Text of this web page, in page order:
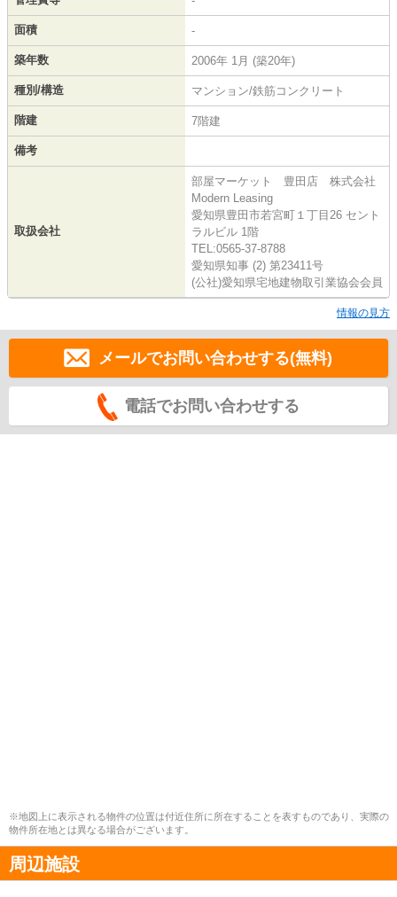
面積 -
築年数 2006年 1月 (築20年)
種別/構造 マンション/鉄筋コンクリート
階建 7階建
備考
取扱会社
部屋マーケット 豊田店 株式会社
Modern Leasing
愛知県豊田市若宮町１丁目26 セント
ラルビル 1階
TEL:0565-37-8788
愛知県知事 (2) 第23411号
(公社)愛知県宅地建物取引業協会会員
情報の見方
メールでお問い合わせする(無料)
電話でお問い合わせする
※地図上に表示される物件の位置は付近住所に所在することを表すものであり、実際の
物件所在地とは異なる場合がございます。
周辺施設